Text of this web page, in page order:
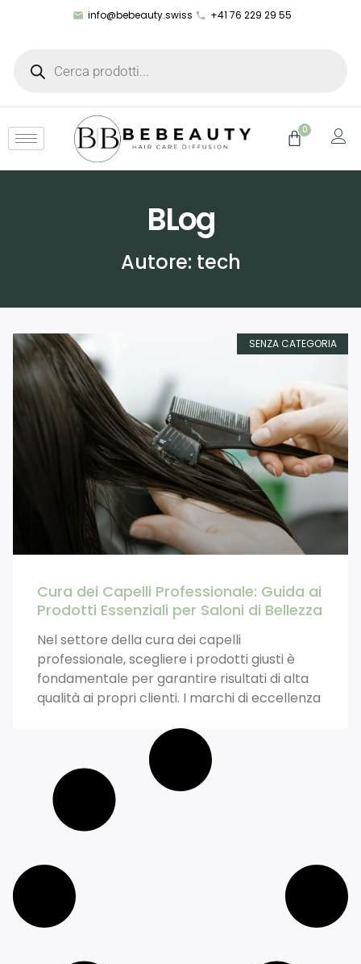
info@bebeauty.swiss +41 76 229 29 55
0
BLog
Autore: tech
SENZA CATEGORIA
Cura dei Capelli Professionale: Guida ai
Prodotti Essenziali per Saloni di Bellezza
Nel settore della cura dei capelli
professionale, scegliere i prodotti giusti è
fondamentale per garantire risultati di alta
qualità ai propri clienti. I marchi di eccellenza